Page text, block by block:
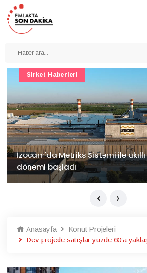
İzocam'da Metriks Sistemi ile
dönemi başladı
Şirket Haberleri
Anasayfa
Konut Projeleri
Dev projede satışlar yüzde 60’a